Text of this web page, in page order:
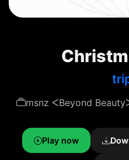
msnz ᐸBeyond
Play now